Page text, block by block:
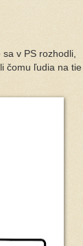
v PS rozhodli,
čomu ľudia na tie